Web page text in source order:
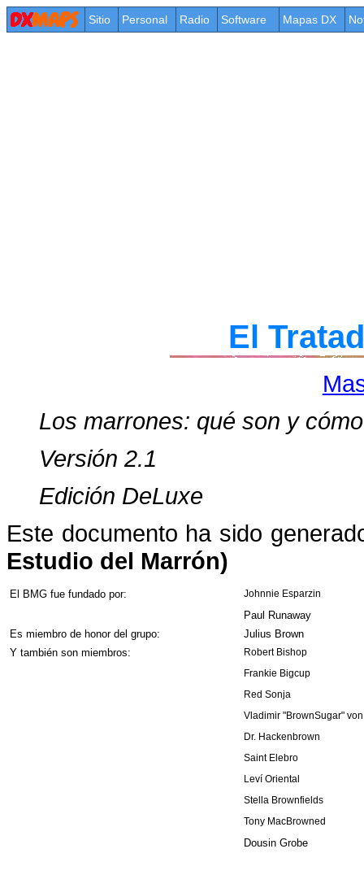
Sitio Personal Radio Software Mapas DX
El
Los marrones: qué son y
Versión 2.1
Edición DeLuxe
Este documento ha sido
Estudio del Marrón)
El BMG fue fundado por: Johnnie Esparzin
Paul Runaway
Es miembro de honor del grupo:
Julius Brown
Y también son miembros:
Robert Bishop
Frankie Bigcup
Red Sonja
Vladimir "BrownSugar"
Dr. Hackenbrown
Saint Elebro
Leví Oriental
Stella Brownfields
Tony MacBrowned
Dousin Grobe